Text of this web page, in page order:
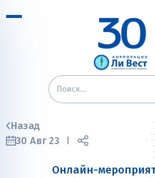
Назад
30 Авг 23
Онлайн-